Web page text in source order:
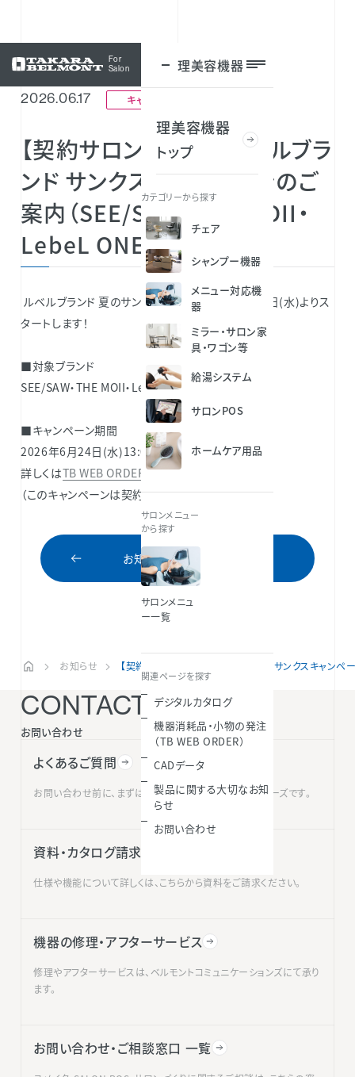
For
Salon
理美容機器
理美容機器
トップ
カテゴリーから探す
チェア
シャンプー機器
メニュー対応機
器
ミラー・サロン家
具・ワゴン等
給湯システム
サロンPOS
ホームケア用品
サロンメニュー
から探す
サロンメニュ
ー一覧
関連ページを探す
デジタルカタログ
機器消耗品・小物の発注
（TB WEB ORDER）
CADデータ
製品に関する大切なお知
らせ
お問い合わせ
ログイン
2026.06.17 キャンペーン
【契約サロン様対象】ルベルブラ
ンド サンクスキャンペーンのご
案内（SEE/SAW・THE MOII・
LebeL ONE）
ルベルブランド 夏のサンクスキャンペーンが6月24日(水)よりス
タートします！
■対象ブランド
SEE/SAW・THE MOII・LebeL ONE
■キャンペーン期間
2026年6月24日(水)13:00 ～ 8月6日(木)10:59
詳しくはTB WEB ORDER
をご覧ください。
（このキャンペーンは契約サロン様対象です）
お知らせ一覧にもどる
お知らせ 【契約サロン様対象】ルベルブランド サンクスキャン
CONTACT
お問い合わせ
よくあるご質問
お問い合わせ前に、まずはこちらをご確認いただくとスムーズです。
資料・カタログ請求
仕様や機能について詳しくは、こちらから資料をご請求ください。
機器の修理・アフターサービス
修理やアフターサービスは、ベルモントコミュニケーションズにて承り
ます。
お問い合わせ・ご相談窓口 一覧